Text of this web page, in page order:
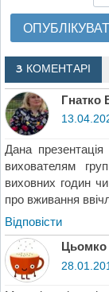
3 КОМЕНТАРІ
Гнатко
Дана
вихователям
виховних годин
про вживання
Відповіcти
Цьомко